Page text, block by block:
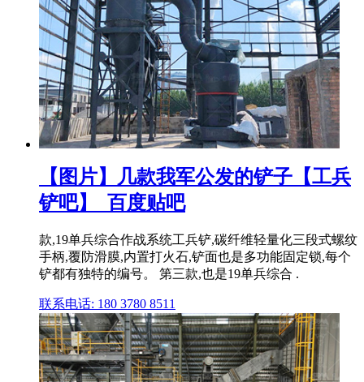
【图片】几款我军公发的铲子【工兵
铲吧】_百度贴吧
款,19单兵综合作战系统工兵铲,碳纤维轻量化三段式螺纹
手柄,覆防滑膜,内置打火石,铲面也是多功能固定锁,每个
铲都有独特的编号。 第三款,也是19单兵综合 .
联系电话: 180 3780 8511